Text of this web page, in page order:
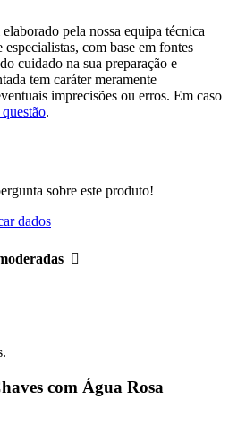
pela nossa equipa técnica
com base em fontes
cuidado na sua preparação e
tem caráter meramente
imprecisões ou erros. Em caso
.
sobre este produto!
dados

com Água Rosa